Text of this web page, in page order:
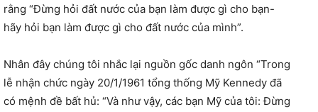
rằng “Đừng hỏi đất nước của bạn làm được gì cho bạn-
hãy hỏi bạn làm được gì cho đất nước của mình”.
Nhân đây chúng tôi nhắc lại nguồn gốc danh ngôn “Trong
lễ nhận chức ngày 20/1/1961 tổng thống Mỹ Kennedy đã
có mệnh đề bất hủ: “Và như vậy, các bạn Mỹ của tôi: Đừng